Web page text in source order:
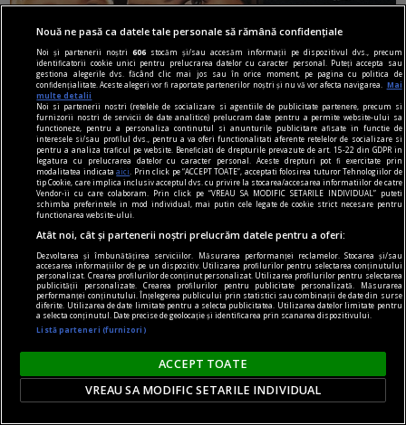
dilematograf
Plăcerea complotului
Pariser nu e naiv: Europa nu mai e aceeași.
Victor MOROZOV
Parteneri
Nouă ne pasă ca datele tale personale să rămână confidențiale
Noi și partenerii noștri606 stocăm și/sau accesăm informații pe dispozitivul dvs., precum
identificatorii cookie unici pentru prelucrarea datelor cu caracter personal. Puteți accepta sau
gestiona alegerile dvs. făcând clic mai jos sau în orice moment, pe pagina cu politica de
confidențialitate. Aceste alegeri vor fi raportate partenerilor noștri și nu vă vor afecta navigarea.
Mai
multe detalii
Noi si partenerii nostri (retelele de socializare si agentiile de publicitate partenere, precum si
furnizorii nostri de servicii de date analitice) prelucram date pentru a permite website-ului sa
functioneze, pentru a personaliza continutul si anunturile publicitare afisate in functie de
interesele si/sau profilul dvs., pentru a va oferi functionalitati aferente retelelor de socializare si
pentru a analiza traficul pe website. Beneficiati de drepturile prevazute de art. 15-22 din GDPR in
legatura cu prelucrarea datelor cu caracter personal. Aceste drepturi pot fi exercitate prin
modalitatea indicataaici
. Prin click pe “ACCEPT TOATE”, acceptati folosirea tuturor Tehnologiilor de
tip Cookie, care implica inclusiv acceptul dvs. cu privire la stocarea/accesarea informatiilor de catre
Vendor-ii cu care colaboram. Prin click pe “VREAU SA MODIFIC SETARILE INDIVIDUAL” puteti
schimba preferintele in mod individual, mai putin cele legate de cookie strict necesare pentru
functionarea website-ului.
Atât noi, cât și partenerii noștri prelucrăm datele pentru a oferi:
Dezvoltarea și îmbunătățirea serviciilor. Măsurarea performanței reclamelor. Stocarea și/sau
accesarea informațiilor de pe un dispozitiv. Utilizarea profilurilor pentru selectarea conținutului
personalizat. Crearea profilurilor de conținut personalizat. Utilizarea profilurilor pentru selectarea
publicității personalizate. Crearea profilurilor pentru publicitate personalizată. Măsurarea
performanței conținutului. Înțelegerea publicului prin statistici sau combinații de date din surse
diferite. Utilizarea de date limitate pentru a selecta publicitatea. Utilizarea datelor limitate pentru
a selecta conținutul. Date precise de geolocație și identificarea prin scanarea dispozitivului.
Listă parteneri (furnizori)
ACCEPT TOATE
VREAU SA MODIFIC SETARILE INDIVIDUAL